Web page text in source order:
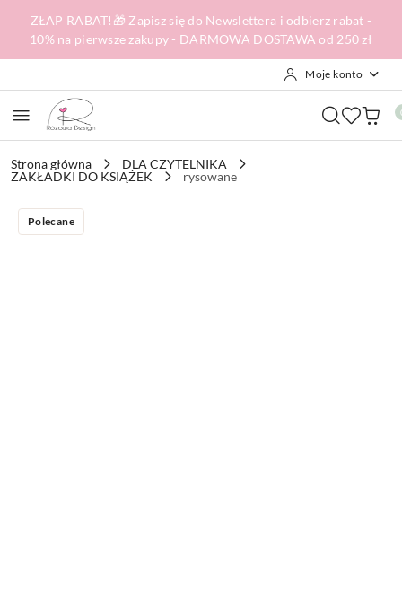
Przejdź do treści głównej
Przejdź do wyszukiwarki
Przejdź do moje konto
Przejdź do menu głównego
Przejdź do opisu produktu
Przejdź do stopki
ZŁAP RABAT!🎁 Zapisz się do Newslettera i odbierz rabat -
10% na pierwsze zakupy - DARMOWA DOSTAWA od 250 zł
Moje konto
Strona główna
DLA CZYTELNIKA
ZAKŁADKI DO KSIĄŻEK
rysowane
Polecane